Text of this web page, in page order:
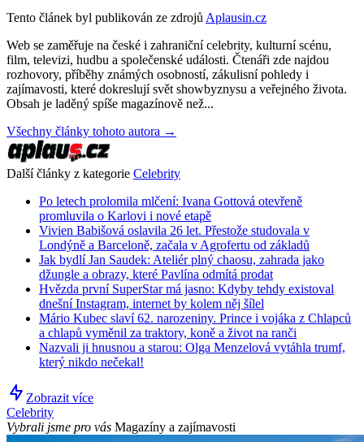
Tento článek byl publikován ze zdrojů Aplausin.cz
Web se zaměřuje na české i zahraniční celebrity, kulturní scénu,
film, televizi, hudbu a společenské události. Čtenáři zde najdou
rozhovory, příběhy známých osobností, zákulisní pohledy i
zajímavosti, které dokreslují svět showbyznysu a veřejného života.
Obsah je laděný spíše magazínově než...
Všechny články tohoto autora →
Další články z kategorie Celebrity
Po letech prolomila mlčení: Ivana Gottová otevřeně
promluvila o Karlovi i nové etapě
Vivien Babišová oslavila 26 let. Přestože studovala v
Londýně a Barceloně, začala v Agrofertu od základů
Jak bydlí Jan Saudek: Ateliér plný chaosu, zahrada jako
džungle a obrazy, které Pavlína odmítá prodat
Hvězda první SuperStar má jasno: Kdyby tehdy existoval
dnešní Instagram, internet by kolem něj šílel
Mário Kubec slaví 62. narozeniny. Prince i vojáka z Chlapců
a chlapů vyměnil za traktory, koně a život na ranči
Nazvali ji hnusnou a starou: Olga Menzelová vytáhla trumf,
který nikdo nečekal!
Zobrazit více
Celebrity
Vybrali jsme pro vás Magazíny a zajímavosti